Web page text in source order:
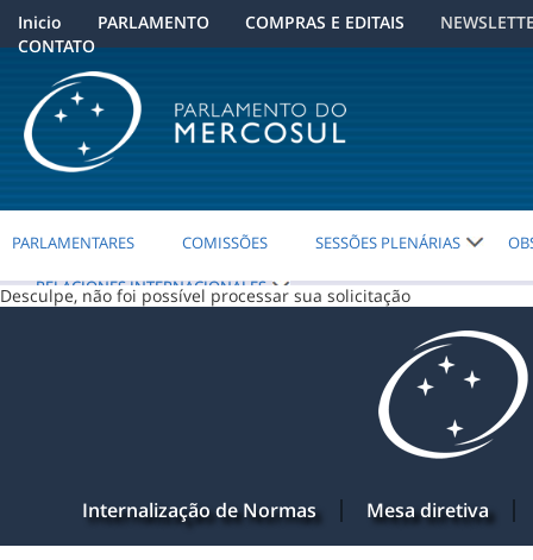
Inicio PARLAMENTO COMPRAS E EDITAIS
CONTATO
PARLAMENTARES COMISSÕES SESSÕES PLENÁRIAS
RELACIONES INTERNACIONALES
Inicio PARLAMENTO COMPRAS E EDITAIS
CONTATO
PARLAMENTARES COMISSÕES SESSÕES PLENÁRIAS
RELACIONES INTERNACIONALES
Desculpe, não foi possível processar sua solicitação
Internalização de Normas Mesa diretiva